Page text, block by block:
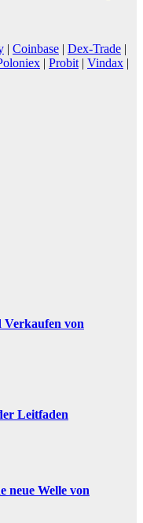
| Coinbase | Dex-Trade |
| Probit | Vindax |
Verkaufen von
Leitfaden
neue Welle von